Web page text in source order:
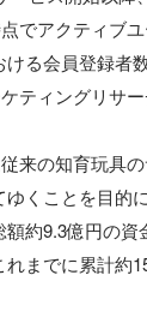
でアクティブ
る会員登録者
ティングリサ
来の知育玩具
くことを目的
約9.3億円の
までに累計約